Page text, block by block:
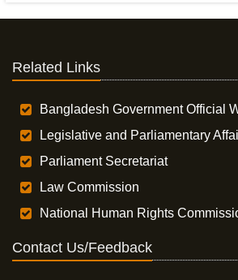
Related Links
Bangladesh Government Official
Legislative and Parliamentary
Parliament Secretariat
Law Commission
National Human Rights
Contact Us/Feedback